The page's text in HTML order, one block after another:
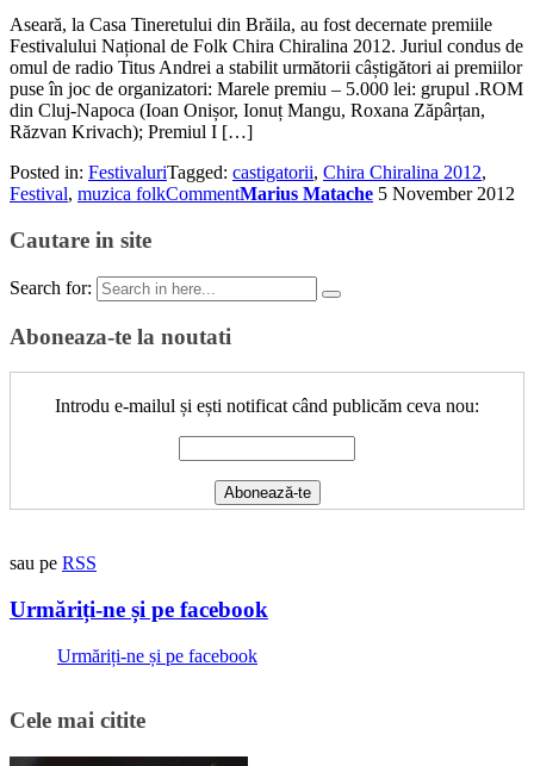
Aseară, la Casa Tineretului din Brăila, au fost decernate premiile
Festivalului Național de Folk Chira Chiralina 2012. Juriul condus de
omul de radio Titus Andrei a stabilit următorii câștigători ai premiilor
puse în joc de organizatori: Marele premiu – 5.000 lei: grupul .ROM
din Cluj-Napoca (Ioan Onișor, Ionuț Mangu, Roxana Zăpârțan,
Răzvan Krivach); Premiul I […]
Posted in: FestivaluriTagged: castigatorii, Chira Chiralina 2012,
Festival, muzica folkCommentMarius Matache 5 November 2012
Cautare in site
Search for:
Aboneaza-te la noutati
Introdu e-mailul și ești notificat când publicăm ceva nou:
sau pe RSS
Urmăriți-ne și pe facebook
Urmăriți-ne și pe facebook
Cele mai citite